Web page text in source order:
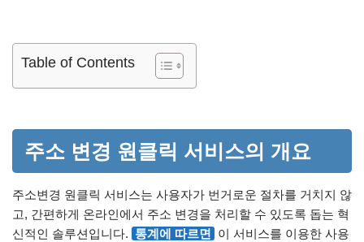
Table of Contents
주소 변경 원클릭 서비스의 개요
주소변경 원클릭 서비스는 사용자가 번거로운 절차를 거치지 않
고, 간편하게 온라인에서 주소 변경을 처리할 수 있도록 돕는 혁
신적인 솔루션입니다. 통계에 따르면
이 서비스를 이용한 사용